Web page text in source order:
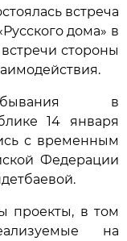
встреча
дома» в
стороны
в
14 января
с временным
Федерации
проекты, в том
на